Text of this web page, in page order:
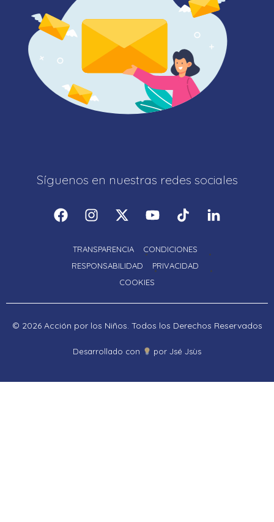
Síguenos en nuestras redes sociales
TRANSPARENCIA
CONDICIONES
RESPONSABILIDAD
PRIVACIDAD
COOKIES
Desarrollado con por Jsé Jsùs
© 2026 Acción por los Niños. Todos los Derechos Reservados
Please be advised that LiteSpeed Technologies Inc. is not a web